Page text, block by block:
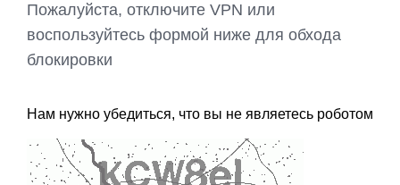
Пожалуйста, отключите VPN или
воспользуйтесь формой ниже для обхода
блокировки
Нам нужно убедиться, что вы не являетесь роботом